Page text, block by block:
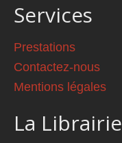
Services
Prestations
Contactez-nous
Mentions légales
La Librairie